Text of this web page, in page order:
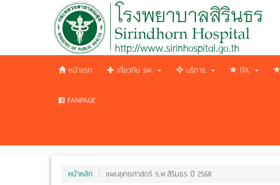
หน้าแรก เกี่ยวกับ รพ. บริการ. ITA.
FANPAGE
หน้าหลัก แผนยุทธศาสตร์ ร.พ.สิรินธร ปี 2568